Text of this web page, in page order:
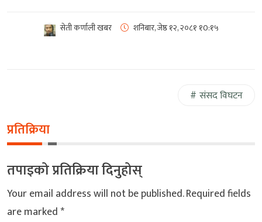
सेती कर्णाली खबर शनिबार, जेष्ठ १२, २०८१ १0:१५
संसद विघटन
प्रतिक्रिया
तपाइको प्रतिक्रिया दिनुहोस्
Your email address will not be published.Required fields
are marked*